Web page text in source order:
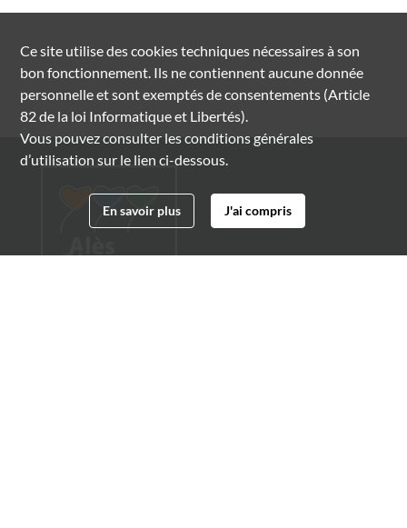
Ce site utilise descookiestechniques nécessaires à son
bon fonctionnement. Ils ne contiennent aucune donnée
personnelle et sont exemptés de consentements (Article
82 de la loi Informatique et Libertés).
Vous pouvez consulter les conditions générales
d’utilisation sur le lien ci-dessous.
En savoir plus J'ai compris